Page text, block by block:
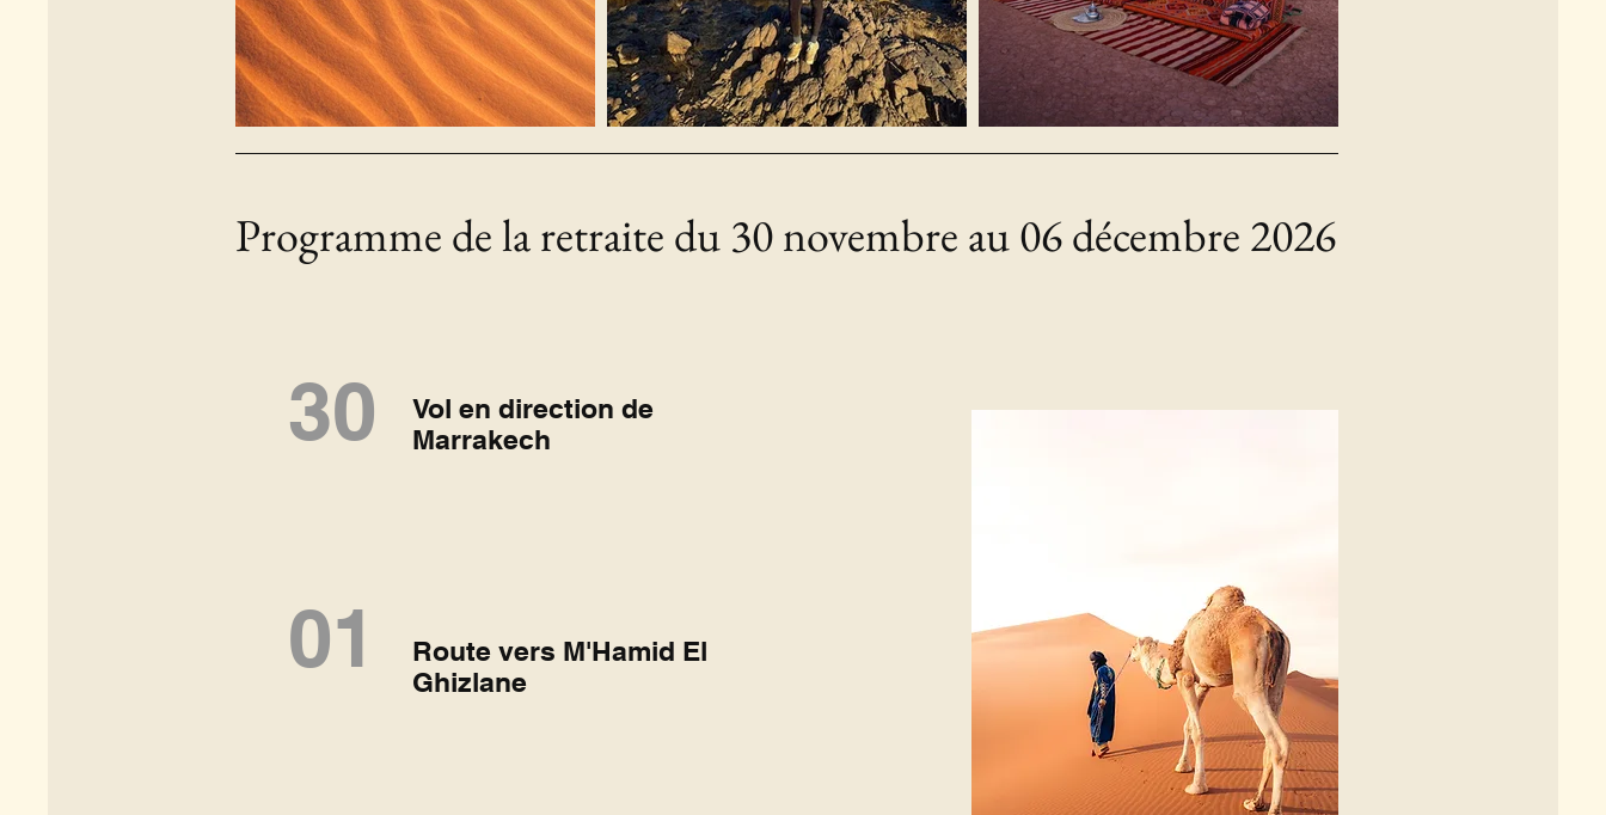
Programme de la retraite du 30 novembre au 06 décembre 2026
30
Vol en direction de
Marrakech
01
Route vers M'Hamid El
Ghizlane